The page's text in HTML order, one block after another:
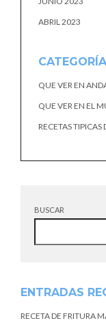
ABRIL 2023
QUE VER EN
QUE VER EN EL
RECETAS
BUSCAR
ENTRADAS
RECETA DE FRITURA